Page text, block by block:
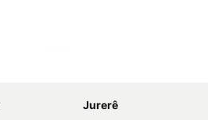
Jurerê